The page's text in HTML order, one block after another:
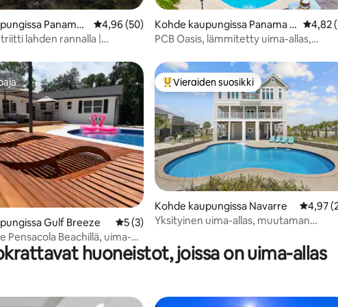
5/5, 8 arvostelua
Panama
Keskimääräinen arvio 4,96/5, 50 arvostelua
4,96 (50)
lahden rannalla |
Kohde kaupungissa Panama C
ity
4,82
PCB Oasis, lämmitetty uima-allas,
5/5, 34 arvostelua
Gulf Breeze Keskimääräinen arvio 5/5, 3 arvostelua
5 (3)
Pensacola Beachillä, uima-
Vieraiden suosikkien parhaimmistoa
Vieraiden suosikki
Kohde kaupungissa Navarre
4,97
Yksityinen uima-allas, muutaman
huoneistot, joissa on uima-allas